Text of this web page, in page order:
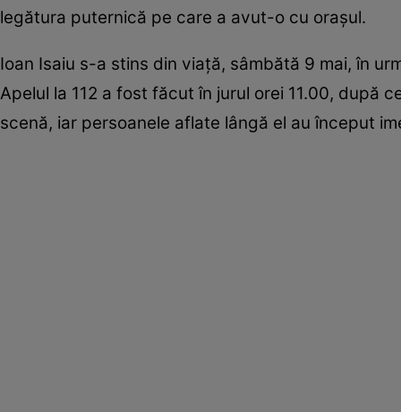
legătura puternică pe care a avut-o cu orașul.
Ioan Isaiu s-a stins din viață, sâmbătă 9 mai, în
Apelul la 112 a fost făcut în jurul orei 11.00, după
scenă, iar persoanele aflate lângă el au început